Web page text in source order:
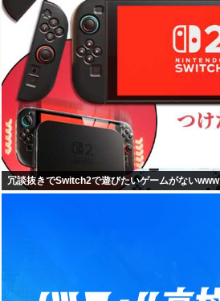
冗談抜きでSwitch2で遊びたいゲームがないwww